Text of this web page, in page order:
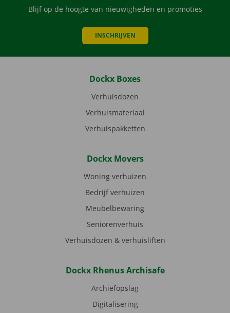
Blijf op de hoogte van nieuwigheden en promoties
INSCHRIJVEN
Dockx Boxes
Verhuisdozen
Verhuismateriaal
Verhuispakketten
Dockx Movers
Woning verhuizen
Bedrijf verhuizen
Meubelbewaring
Seniorenverhuis
Verhuisdozen & verhuisliften
Dockx Rhenus Archisafe
Archiefopslag
Digitalisering